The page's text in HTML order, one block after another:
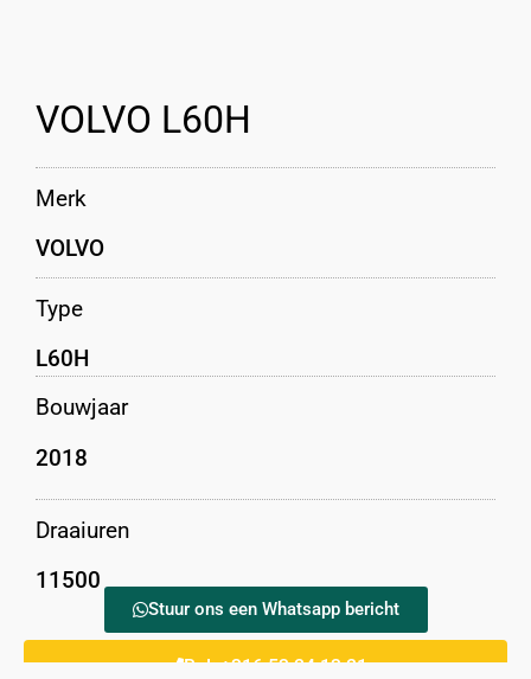
VOLVO L60H
Merk
VOLVO
Type
L60H
Bouwjaar
2018
Draaiuren
11500
Bel: +316 53 24 13 21
Stuur ons een Whatsapp bericht